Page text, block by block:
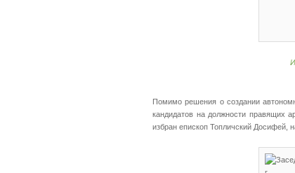
Помимо решения о создании
кандидатов на должности правящих
избран епископ Топличский Досифей,